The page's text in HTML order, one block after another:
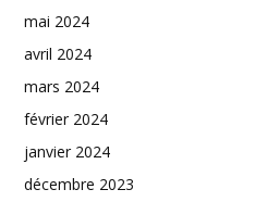
mai 2024
avril 2024
mars 2024
février 2024
janvier 2024
décembre 2023